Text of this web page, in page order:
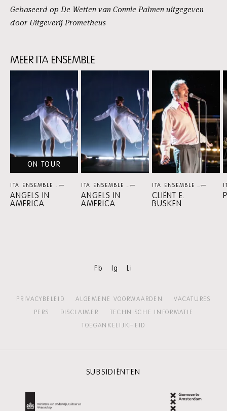
Gebaseerd op De Wetten van Connie Palmen uitgegeven
door Uitgeverij Prometheus
MEER ITA ENSEMBLE
Skip
ENSEMBLE
ON TOUR
ITA ENSEMBLE THEATER
ANGELS IN
AMERICA
ITA ENSEMBLE THEATER
ANGELS IN
AMERICA
ITA ENSEMBLE
CLIËNT E.
BUSKEN
Fb Ig Li
PRIVACYBELEID ALGEMENE VOORWAARDEN
VACATURES
PERS
DISCLAIMER
TECHNISCHE INFORMATIE
TOEGANKELIJKHEID
SUBSIDIËNTEN